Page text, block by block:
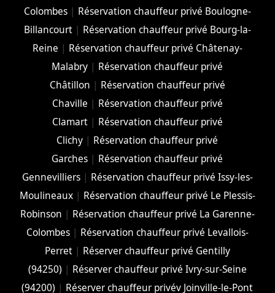
Colombes| Réservation chauffeur privé Boulogne-
Billancourt| Réservation chauffeur privé Bourg-la-
Reine | Réservation chauffeur privé Châtenay-
Malabry | Réservation chauffeur privé
Châtillon | Réservation chauffeur privé
Chaville | Réservation chauffeur privé
Clamart| Réservation chauffeur privé
Clichy | Réservation chauffeur privé
Garches | Réservation chauffeur privé
Gennevilliers| Réservation chauffeur privé Issy-les-
Moulineaux| Réservation chauffeur privé Le Plessis-
Robinson | Réservation chauffeur privé La Garenne-
Colombes| Réservation chauffeur privé Levallois-
Perret| Réserver chauffeur privé Gentilly
(94250) | Réserver chauffeur privé Ivry-sur-Seine
(94200) | Réserver chauffeur privév Joinville-le-Pont